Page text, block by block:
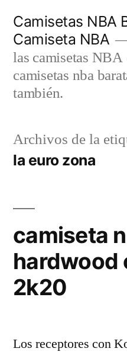
contenido
Camisetas NBA
Camiseta NBA
las camisetas NBA
camisetas nba
también.
Archivos de la
la euro zona
camiseta
hardwood
2k20
Los receptores con